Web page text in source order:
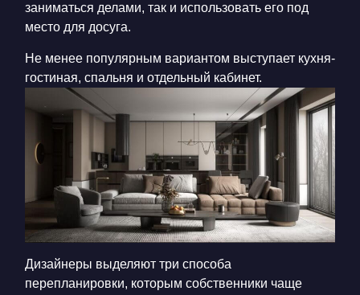
заниматься делами, так и использовать его под
место для досуга.
Не менее популярным вариантом выступает кухня-
гостиная, спальня и отдельный кабинет.
Дизайнеры выделяют три способа
перепланировки, которым собственники чаще